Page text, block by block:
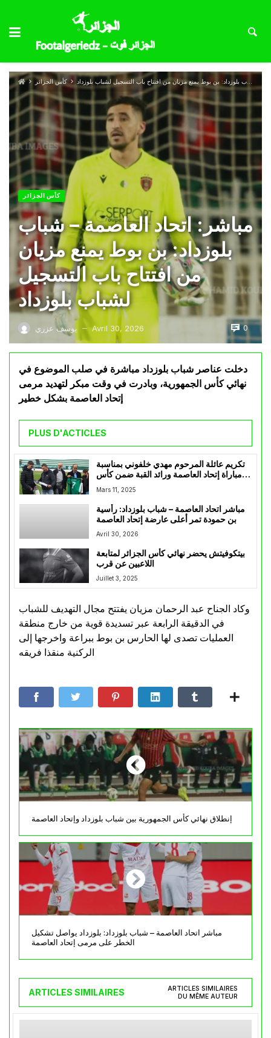
كأس الجزائر مباشر: اتحاد العاصمة – شباب بلوزداد: بن بوط يمنع مزيان من افتتاح باب التسجيل لشباب بلوزداد
كأس الجزائر
مباشر: اتحاد العاصمة – شباب
بلوزداد: بن بوط يمنع مزيان
من افتتاح باب التسجيل
لشباب بلوزداد
يوسف عزري — Avril 30, 2026 0
دخلت عناصر شباب بلوزداد مباشرة في صلب الموضوع في
نهائي كأس الجمهورية، وبادرت في وقت مبكر لتهديد مرمى
إتحاد العاصمة بشكل خطير
PLUS D'ACTICLES
تكريم عائلة المرحوم مهدي خلفوني بمناسبة
مباراة إتحاد العاصمة ورائد القبة ضمن كأس
الجمهورية
Mars 11, 2025
مباشر اتحاد العاصمة – شباب بلوزداد: رأسية
بن حمودة تمر أعلى عارضة إتحاد العاصمة
Avril 30, 2026
بيتكوفيتش يحضر نهائي كأس الجزائر لمتابعة
اللاعبين عن قرب
Juillet 3, 2025
وكاد الجناح عبد الرحمان مزيان يفتتح مجال التهديف للشباب
في الدقيقة الرابعة عبر تسديدة قوية من خارج منطقة
العمليات تصدى لها الحارس بن بوط ببراعة واخرجها إلى
الركنية منقذا فريقه
إنطلاق نهائي كأس الجمهورية بين شباب بلوزداد وإتحاد العاصمة
مباشر اتحاد العاصمة – شباب بلوزداد: بلوزداد يواصل تشكيل
الخطر على مرمى إتحاد العاصمة
ARTICLES SIMILAIRES
ARTICLES SIMILAIRES
DU MÊME AUTEUR